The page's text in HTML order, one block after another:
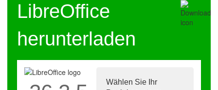
LibreOffice
herunterladen
Wählen Sie Ihr